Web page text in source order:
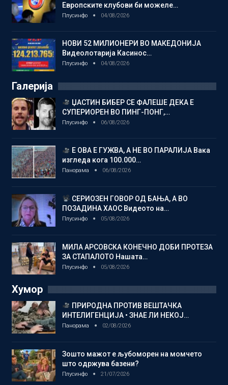
Европските клубови би можеле…
Плусинфо 04/08/2026
НОВИ 52 МИЛИОНЕРИ ВО МАКЕДОНИЈА
Видеолотарија Касинос…
Плусинфо 04/08/2026
Галерија
ЏАСТИН БИБЕР СЕ ФАЛЕШЕ ДЕКА Е
СУПЕРИОРЕН ВО ПИНГ-ПОНГ,…
Плусинфо 06/08/2026
Е ОВА Е ГУЖВА, А НЕ ВО ПАРАЛИЈА Вака
изгледа кога 100.000…
Панорама 06/08/2026
СЕРИОЗЕН ГОВОР ОД БАЊА, А ВО
ПОЗАДИНА ХАОС Видеото на…
Плусинфо 05/08/2026
МИЛА АРСОВСКА КОНЕЧНО ДОБИ ПРОТЕЗА
ЗА СТАПАЛОТО Нашата…
Плусинфо 05/08/2026
Хумор
ПРИРОДНА ПРОТИВ ВЕШТАЧКА
ИНТЕЛИГЕНЦИЈА • ЗНАЕ ЛИ НЕКОЈ…
Панорама 02/08/2026
Зошто мажот е љубоморен на момчето
што одржува базени?
Плусинфо 21/07/2026